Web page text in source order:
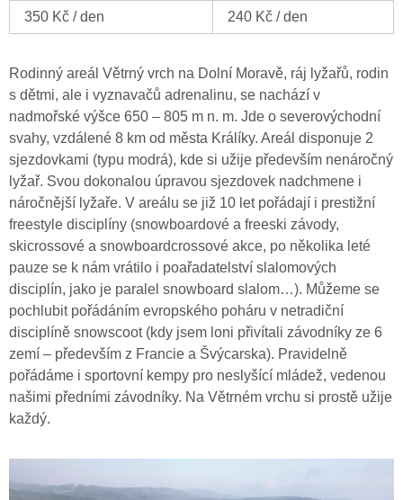
350 Kč / den 240 Kč / den
Rodinný areál Větrný vrch na Dolní Moravě, ráj lyžařů, rodin
s dětmi, ale i vyznavačů adrenalinu, se nachází v
nadmořské výšce 650 – 805 m n. m. Jde o severovýchodní
svahy, vzdálené 8 km od města Králíky. Areál disponuje 2
sjezdovkami (typu modrá), kde si užije především nenáročný
lyžař. Svou dokonalou úpravou sjezdovek nadchmene i
náročnější lyžaře. V areálu se již 10 let pořádají i prestižní
freestyle disciplíny (snowboardové a freeski závody,
skicrossové a snowboardcrossové akce, po několika leté
pauze se k nám vrátilo i poařadatelství slalomových
disciplín, jako je paralel snowboard slalom…). Můžeme se
pochlubit pořádáním evropského poháru v netradiční
disciplíně snowscoot (kdy jsem loni přivítali závodníky ze 6
zemí – především z Francie a Švýcarska). Pravidelně
pořádáme i sportovní kempy pro neslyšící mládež, vedenou
našimi předními závodníky. Na Větrném vrchu si prostě užije
každý.